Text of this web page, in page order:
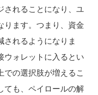
されることになり、ユ
ります。つまり、資金
れるようになりま
ウォレットに入るとい
での選択肢が増えるこ
ても、ペイロールの解